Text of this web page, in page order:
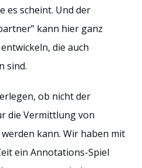
es scheint. Und der
kann hier ganz
die auch
sind.
ob nicht der
die Vermittlung von
kann. Wir haben mit
ein Annotations-Spiel